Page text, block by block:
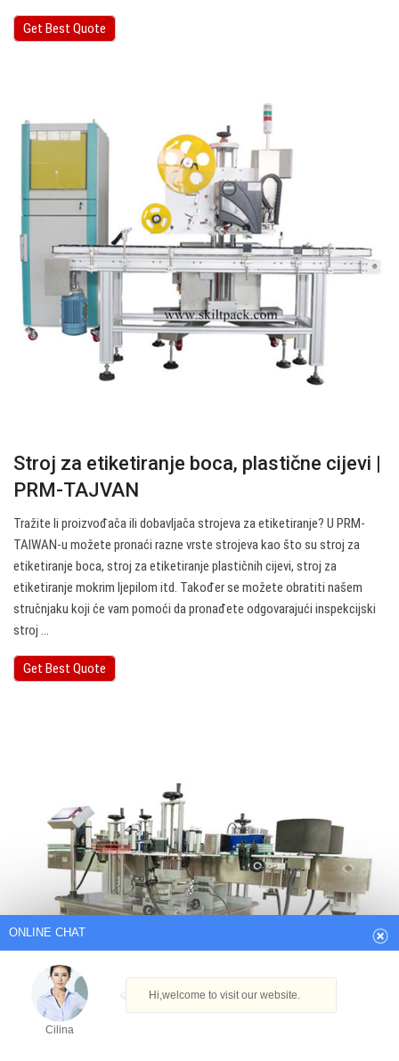
Get Best Quote
Stroj za etiketiranje boca, plastične cijevi |
PRM-TAJVAN
Tražite li proizvođača ili dobavljača strojeva za etiketiranje? U PRM-
TAIWAN-u možete pronaći razne vrste strojeva kao što su stroj za
etiketiranje boca, stroj za etiketiranje plastičnih cijevi, stroj za
etiketiranje mokrim ljepilom itd. Također se možete obratiti našem
stručnjaku koji će vam pomoći da pronađete odgovarajući inspekcijski
stroj ...
Get Best Quote
ONLINE CHAT
Hi,welcome to visit our website.
Cilina